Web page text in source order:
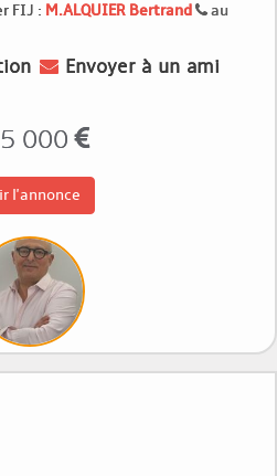
FIJ : M.ALQUIER Bertrand
au
Envoyer à un ami
000
l'annonce